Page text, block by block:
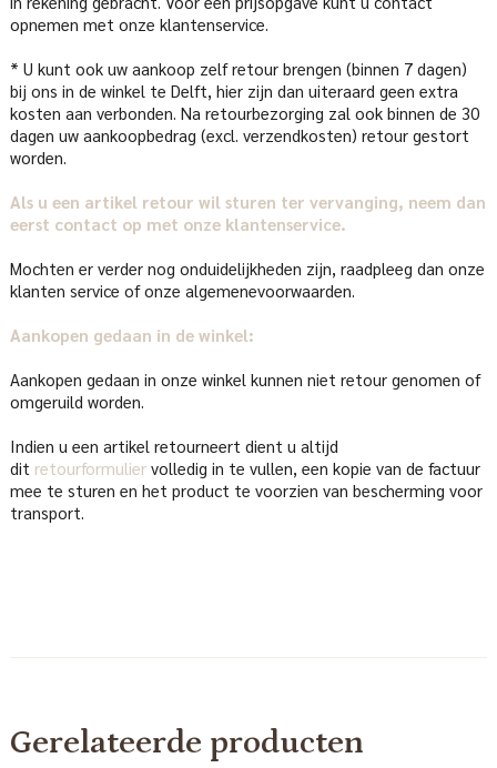
opnemen met onze klantenservice.
* U kunt ook uw aankoop zelf retour brengen (binnen 7 dagen)
bij ons in de winkel te Delft, hier zijn dan uiteraard geen extra
kosten aan verbonden. Na retourbezorging zal ook binnen de 30
dagen uw aankoopbedrag (excl. verzendkosten) retour gestort
worden.
Als u een artikel retour wil sturen ter vervanging, neem dan
eerst contact op met onze klantenservice.
Mochten er verder nog onduidelijkheden zijn, raadpleeg dan onze
klanten service of onze algemenevoorwaarden.
Aankopen gedaan in de winkel:
Aankopen gedaan in onze winkel kunnen niet retour genomen of
omgeruild worden.
Indien u een artikel retourneert dient u altijd
dit retourformuliervolledig in te vullen, een kopie van de factuur
mee te sturen en het product te voorzien van bescherming voor
transport.
Gerelateerde producten